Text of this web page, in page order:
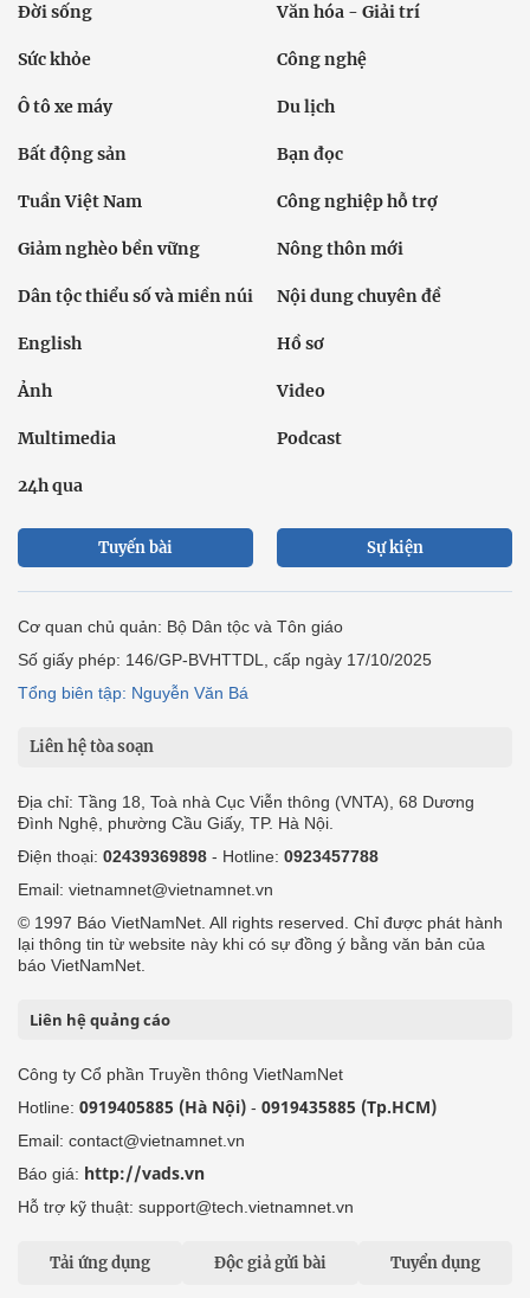
Đời sống Văn hóa - Giải trí
Sức khỏe Công nghệ
Ô tô xe máy Du lịch
Bất động sản Bạn đọc
Tuần Việt Nam Công nghiệp hỗ trợ
Giảm nghèo bền vững Nông thôn mới
Dân tộc thiểu số và miền núi Nội dung chuyên đề
English Hồ sơ
Ảnh Video
Multimedia Podcast
24h qua
Tuyến bài Sự kiện
Cơ quan chủ quản: Bộ Dân tộc và Tôn giáo
Số giấy phép: 146/GP-BVHTTDL, cấp ngày 17/10/2025
Tổng biên tập: Nguyễn Văn Bá
Liên hệ tòa soạn
Địa chỉ: Tầng 18, Toà nhà Cục Viễn thông (VNTA), 68 Dương
Đình Nghệ, phường Cầu Giấy, TP. Hà Nội.
Điện thoại: 02439369898 - Hotline: 0923457788
Email: vietnamnet@vietnamnet.vn
© 1997 Báo VietNamNet. All rights reserved. Chỉ được phát hành
lại thông tin từ website này khi có sự đồng ý bằng văn bản của
báo VietNamNet.
Liên hệ quảng cáo
Công ty Cổ phần Truyền thông VietNamNet
Hotline: 0919405885 (Hà Nội) - 0919435885 (Tp.HCM)
Email: contact@vietnamnet.vn
Báo giá: http://vads.vn
Hỗ trợ kỹ thuật: support@tech.vietnamnet.vn
Tải ứng dụng Độc giả gửi bài Tuyển dụng